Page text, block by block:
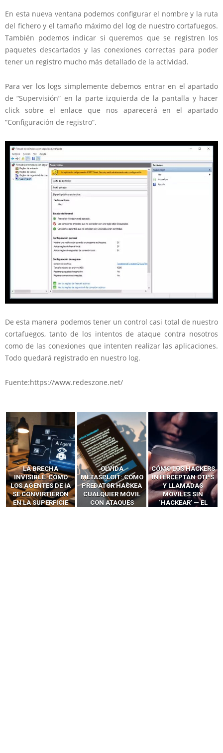
En esta nueva ventana podemos configurar el nombre y la ruta
del fichero y el tamaño máximo del log de nuestro cortafuegos.
También podemos indicar si queremos que se registren los
paquetes descartados y las conexiones correctas para poder
tener un registro mucho más detallado de la actividad.
Para ver los logs simplemente debemos entrar en el apartado
de “Supervisión” en la parte izquierda de la pantalla y hacer
click sobre el enlace que nos aparecerá en el apartado
“Configuración de registro”.
De esta manera podemos tener un control casi total de nuestro
cortafuegos, tanto de los intentos de ataque contra nosotros
como de las conexiones que intenten realizar las aplicaciones.
Todo quedará registrado en nuestro log.
Fuente:https://www.redeszone.net/
LA BRECHA
INVISIBLE: CÓMO
LOS AGENTES DE IA
SE CONVIRTIERON
EN LA SUPERFICIE
OLVIDA
METASPLOIT: CÓMO
PREDATOR HACKEA
CUALQUIER MÓVIL
CON ATAQUES
CÓMO LOS HACKERS
INTERCEPTAN OTPS
Y LLAMADAS
MÓVILES SIN
‘HACKEAR’ — EL